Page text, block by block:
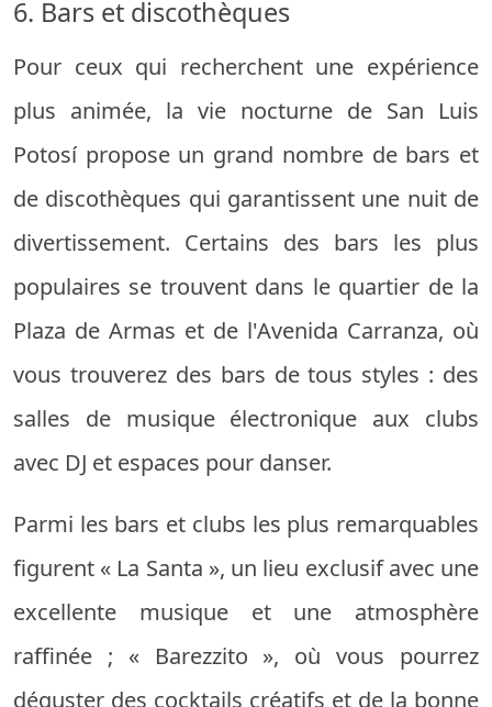
6. Bars et discothèques
Pour ceux qui recherchent une expérience
plus animée, la vie nocturne de San Luis
Potosí propose un grand nombre de bars et
de discothèques qui garantissent une nuit de
divertissement. Certains des bars les plus
populaires se trouvent dans le quartier de la
Plaza de Armas et de l'Avenida Carranza, où
vous trouverez des bars de tous styles : des
salles de musique électronique aux clubs
avec DJ et espaces pour danser.
Parmi les bars et clubs les plus remarquables
figurent « La Santa », un lieu exclusif avec une
excellente musique et une atmosphère
raffinée ; « Barezzito », où vous pourrez
déguster des cocktails créatifs et de la bonne